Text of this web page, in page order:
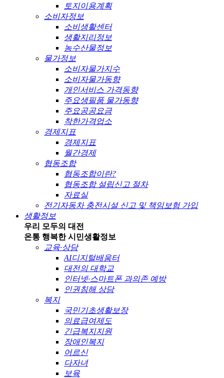
토지이용계획
소비자정보
소비생활센터
생활지리정보
농수산물정보
물가정보
소비자물가지수
소비자물가동향
개인서비스 가격동향
주요생필품 물가동향
주요공공요금
착한가격업소
경제지표
경제지표
월간경제
협동조합
협동조합이란?
협동조합 설립신고 절차
자료실
전기자동차 충전시설 신고 및 책임보험 가입
생활정보
우리 모두의 대전
온통 행복한 시민생활정보
교육·상담
AI디지털배움터
대전의 대학교
인터넷·스마트폰 과의존 예방
인권침해 상담
복지
국민기초생활보장
의료급여제도
긴급복지지원
장애인복지
어르신
다자녀
보육